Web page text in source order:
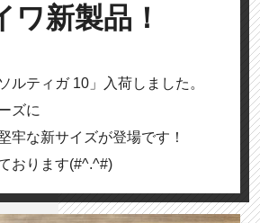
ワ新製品！
ルティガ 10」入荷しました。
ズに
牢な新サイズが登場です！
おります(#^.^#)